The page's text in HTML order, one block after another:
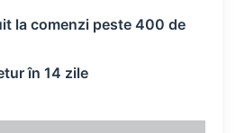
la comenzi peste 400 de
în 14 zile